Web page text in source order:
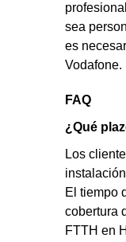
sea
es
Vodafone.
FAQ
¿Qué
Los
El tiempo
cobertura
FTTH en